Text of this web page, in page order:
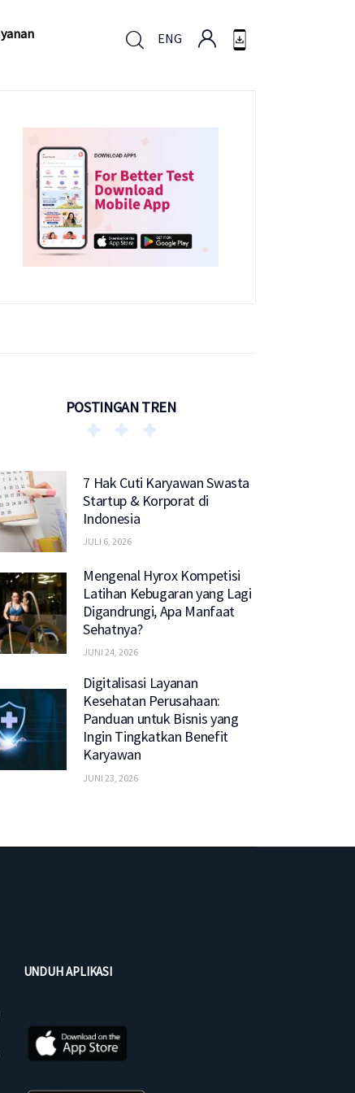
ENG
POSTINGAN TREN
7 Hak Cuti Karyawan Swasta
Startup & Korporat di
Indonesia
JULI 6, 2026
Mengenal Hyrox Kompetisi
Latihan Kebugaran yang Lagi
Digandrungi, Apa Manfaat
Sehatnya?
JUNI 24, 2026
Digitalisasi Layanan
Kesehatan Perusahaan:
Panduan untuk Bisnis yang
Ingin Tingkatkan Benefit
Karyawan
JUNI 23, 2026
UNDUH APLIKASI